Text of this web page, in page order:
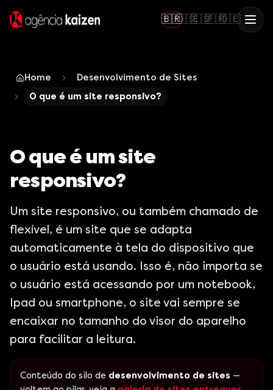
🇧🇷🇺🇸🇪🇸🇫🇷🇩🇪
Home
Desenvolvimento de Sites
O que é um site responsivo?
O que é um site
responsivo?
Um site responsivo, ou também chamado de
flexível, é um site que se adapta
automaticamente à tela do dispositivo que
o usuário está usando. Isso é, não importa se
o usuário está acessando por um notebook,
Ipad ou smartphone, o site vai sempre se
encaixar no tamanho do visor do aparelho
para facilitar a leitura.
Conteúdo do silo de desenvolvimento de sites —